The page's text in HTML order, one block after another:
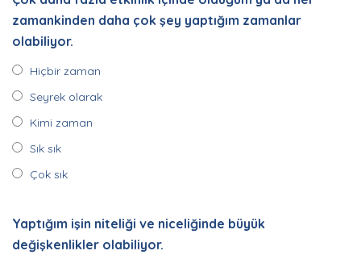
zamankinden daha çok şey yaptığım zamanlar
olabiliyor.
Hiçbir zaman
Seyrek olarak
Kimi zaman
Sık sık
Çok sık
Yaptığım işin niteliği ve niceliğinde büyük
değişkenlikler olabiliyor.